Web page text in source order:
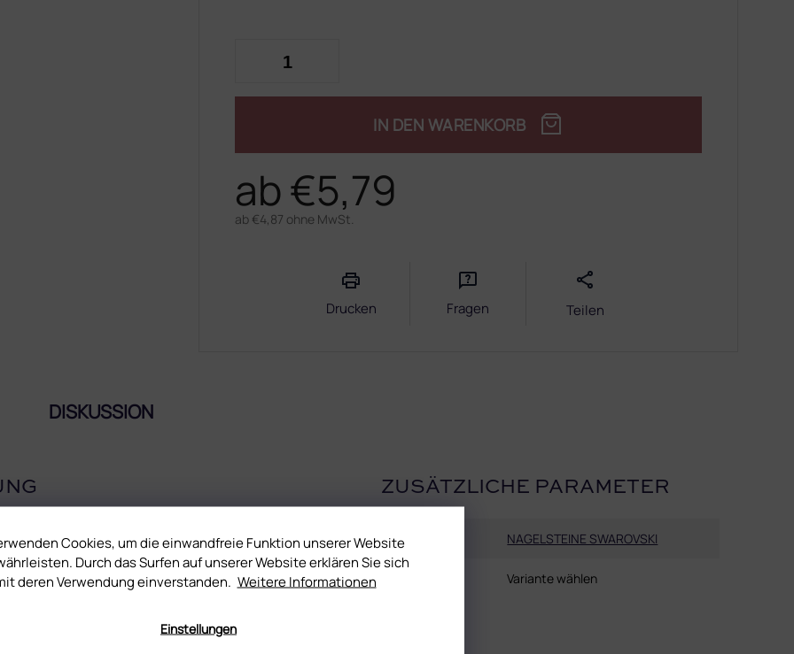
Cookies, um die einwandfreie Funktion unserer Website
Durch das Surfen auf unserer Website erklären Sie sich
deren Verwendung einverstanden. Weitere Informationen
Einstellungen
ab€5,79
ab €4,87 ohne MwSt.
IN DEN WARENKORB
Drucken Fragen Teilen
DISKUSSION
Sie ihren Kundinnen gönnen können. Verlassen Sie sich auf
mit tollem Glanz und einzigartiger Dauerhaftigkeit verblüffen.
sich nur minimal ab.
ZUSÄTZLICHE PARAMETER
Kategorie NAGELSTEINE SWAROVSKI
Variante wählen